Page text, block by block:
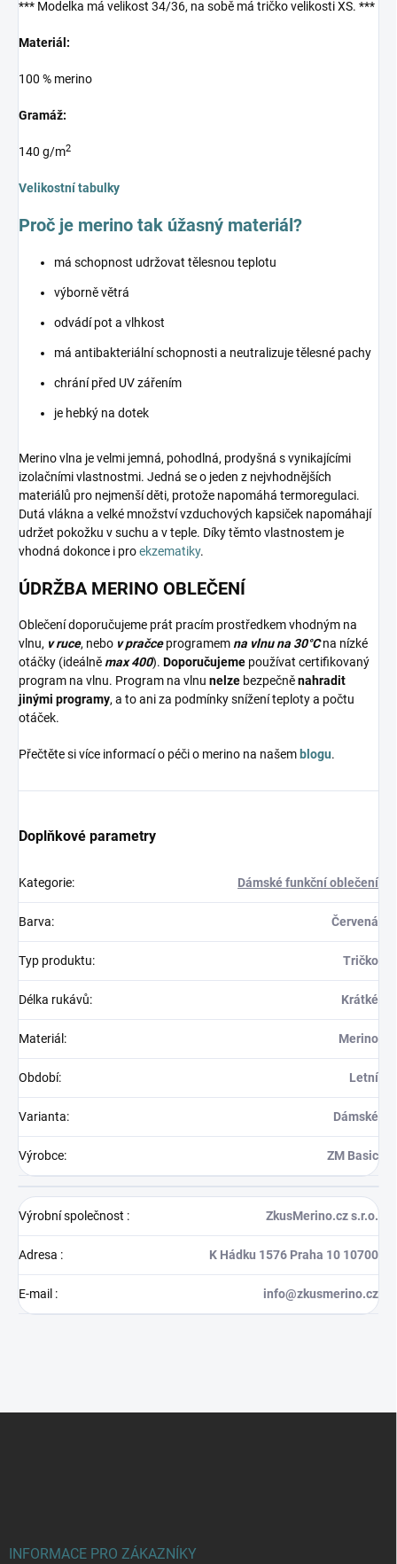
*** Modelka má velikost 34/36, na sobě má tričko velikosti XS. ***
Materiál:
100 % merino
Gramáž:
140 g/m2
Velikostní tabulky
Proč je merino tak úžasný materiál?
má schopnost udržovat tělesnou teplotu
výborně větrá
odvádí pot a vlhkost
má antibakteriální schopnosti a neutralizuje tělesné pachy
chrání před UV zářením
je hebký na dotek
Merino vlna je velmi jemná, pohodlná, prodyšná s vynikajícími
izolačními vlastnostmi. Jedná se o jeden z nejvhodnějších
materiálů pro nejmenší děti, protože napomáhá termoregulaci.
Dutá vlákna a velké množství vzduchových kapsiček napomáhají
udržet pokožku v suchu a v teple. Díky těmto vlastnostem je
vhodná dokonce i proekzematiky.
ÚDRŽBA MERINO OBLEČENÍ
Oblečení doporučujeme prát pracím prostředkem vhodným na
vlnu, v ruce, nebo v pračceprogramemna vlnu na 30°Cna nízké
otáčky (ideálněmax 400). Doporučujeme používat certifikovaný
program na vlnu. Program na vlnu nelze bezpečněnahradit
jinými programy, a to ani za podmínky snížení teploty a počtu
otáček.
Přečtěte si více informací o péči o merino na našem blogu.
Doplňkové parametry
Kategorie: Dámské funkční oblečení
Barva: Červená
Typ produktu: Tričko
Délka rukávů: Krátké
Materiál : Merino
Období: Letní
Varianta: Dámské
Výrobce: ZM Basic
Výrobní společnost : ZkusMerino.cz s.r.o.
Adresa : K Hádku 1576 Praha 10 10700
E-mail : info@zkusmerino.cz
INFORMACE PRO ZÁKAZNÍKY